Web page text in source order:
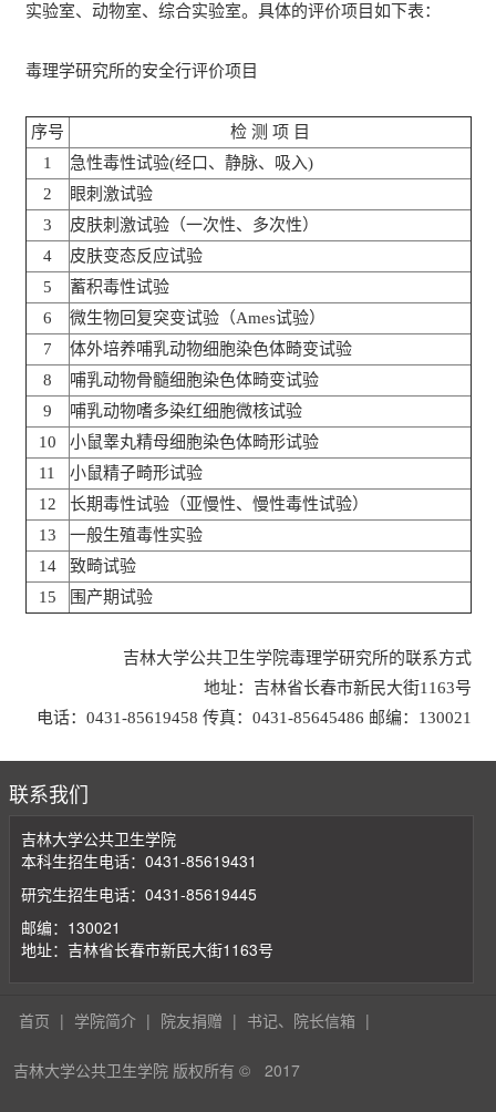
实验室、动物室、综合实验室。具体的评价项目如下表：
毒理学研究所的安全行评价项目
序号
检 测 项 目
1
急性毒性试验(经口、静脉、吸入)
2
眼刺激试验
3
皮肤刺激试验（一次性、多次性）
4
皮肤变态反应试验
5
蓄积毒性试验
6
微生物回复突变试验（Ames试验）
7
体外培养哺乳动物细胞染色体畸变试验
8
哺乳动物骨髓细胞染色体畸变试验
9
哺乳动物嗜多染红细胞微核试验
10
小鼠睾丸精母细胞染色体畸形试验
11
小鼠精子畸形试验
12
长期毒性试验（亚慢性、慢性毒性试验）
13
一般生殖毒性实验
14
致畸试验
15
围产期试验
吉林大学公共卫生学院毒理学研究所的联系方式
地址：吉林省长春市新民大街1163号
电话：0431-85619458 传真：0431-85645486 邮编：130021
联系我们
吉林大学公共卫生学院
本科生招生电话：0431-85619431
研究生招生电话：0431-85619445
邮编：130021
地址：吉林省长春市新民大街1163号
首页 | 学院简介 | 院友捐赠 | 书记、院长信箱 |
吉林大学公共卫生学院 版权所有 © 2017